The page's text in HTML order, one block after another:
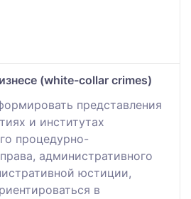
(white-collar crimes)
представления
и институтах
процедурно-
административного
юстиции,
в